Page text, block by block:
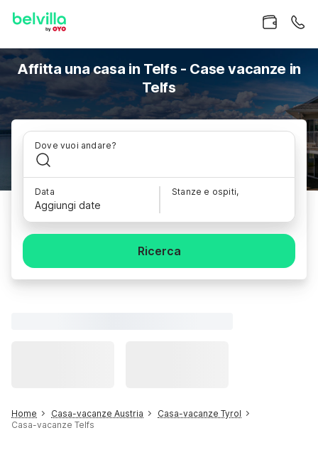
Affitta una casa in Telfs - Case vacanze in
Telfs
Dove vuoi andare?
Data
Aggiungi date
Stanze e ospiti,
Ricerca
Home Casa-vacanze Austria
Casa-vacanze Tyrol
Casa-vacanze Telfs